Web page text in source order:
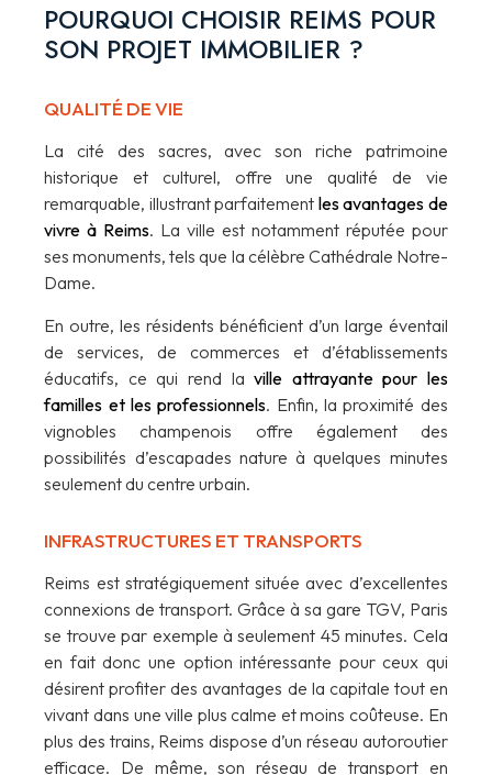
POURQUOI CHOISIR REIMS POUR
SON PROJET IMMOBILIER ?
QUALITÉ DE VIE
La cité des sacres, avec son riche patrimoine
historique et culturel, offre une qualité de vie
remarquable, illustrant parfaitement les avantages de
vivre à Reims. La ville est notamment réputée pour
ses monuments, tels que la célèbre Cathédrale Notre-
Dame.
En outre, les résidents bénéficient d’un large éventail
de services, de commerces et d’établissements
éducatifs, ce qui rend laville attrayante pour les
familles et les professionnels. Enfin, la proximité des
vignobles champenois offre également des
possibilités d’escapades nature à quelques minutes
seulement du centre urbain.
INFRASTRUCTURES ET TRANSPORTS
Reims est stratégiquement située avec d’excellentes
connexions de transport. Grâce à sa gare TGV, Paris
se trouve par exemple à seulement 45 minutes. Cela
en fait donc une option intéressante pour ceux qui
désirent profiter des avantages de la capitale tout en
vivant dans une ville plus calme et moins coûteuse. En
plus des trains, Reims dispose d’un réseau autoroutier
efficace. De même, son réseau de transport en